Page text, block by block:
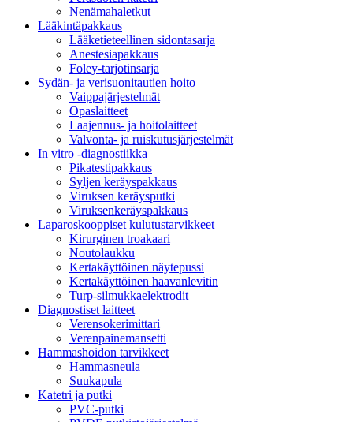
Nenämahaletkut
Lääkintäpakkaus
Lääketieteellinen sidontasarja
Anestesiapakkaus
Foley-tarjotinsarja
Sydän- ja verisuonitautien hoito
Vaippajärjestelmät
Opaslaitteet
Laajennus- ja hoitolaitteet
Valvonta- ja ruiskutusjärjestelmät
In vitro -diagnostiikka
Pikatestipakkaus
Syljen keräyspakkaus
Viruksen keräysputki
Viruksenkeräyspakkaus
Laparoskooppiset kulutustarvikkeet
Kirurginen troakaari
Noutolaukku
Kertakäyttöinen näytepussi
Kertakäyttöinen haavanlevitin
Turp-silmukkaelektrodit
Diagnostiset laitteet
Verensokerimittari
Verenpainemansetti
Hammashoidon tarvikkeet
Hammasneula
Suukapula
Katetri ja putki
PVC-putki